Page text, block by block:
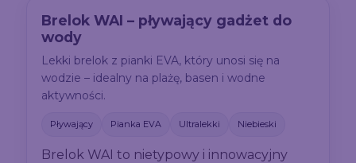
Brelok WAI – pływający gadżet do
wody
Lekki brelok z pianki EVA, który unosi się na
wodzie – idealny na plażę, basen i wodne
aktywności.
Pływający Pianka EVA Ultralekki Niebieski
Brelok WAI to nietypowy i innowacyjny